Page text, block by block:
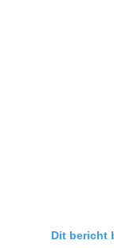
Dit bericht